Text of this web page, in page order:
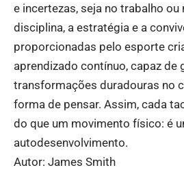
e incertezas, seja no trabalho ou
disciplina, a estratégia e a
proporcionadas pelo esporte
aprendizado contínuo, capaz de
transformações duradouras no
forma de pensar. Assim, cada
do que um movimento físico: é
autodesenvolvimento.
Autor: James Smith